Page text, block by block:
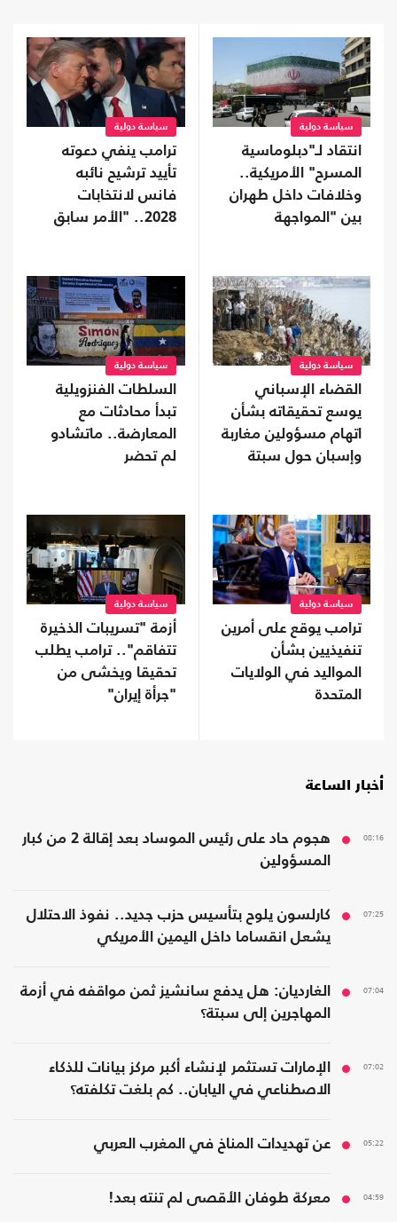
سياسة دولية
انتقاد لـ"دبلوماسية
المسرح" الأمريكية..
وخلافات داخل طهران
بين "المواجهة
سياسة دولية
ترامب ينفي دعوته
تأييد ترشيح نائبه
فانس لانتخابات
2028.. "الأمر سابق
سياسة دولية
القضاء الإسباني
يوسع تحقيقاته بشأن
اتهام مسؤولين مغاربة
وإسبان حول سبتة
سياسة دولية
السلطات الفنزويلية
تبدأ محادثات مع
المعارضة.. ماتشادو
لم تحضر
سياسة دولية
ترامب يوقع على أمرين
تنفيذيين بشأن
المواليد في الولايات
المتحدة
سياسة دولية
أزمة "تسريبات الذخيرة
تتفاقم".. ترامب يطلب
تحقيقا ويخشى من
"جرأة إيران"
أخبار الساعة
08:16
هجوم حاد على رئيس الموساد بعد إقالة 2 من كبار
المسؤولين
07:25
كارلسون يلوح بتأسيس حزب جديد.. نفوذ الاحتلال
يشعل انقساما داخل اليمين الأمريكي
07:04
الغارديان: هل يدفع سانشيز ثمن مواقفه في أزمة
المهاجرين إلى سبتة؟
07:02
الإمارات تستثمر لإنشاء أكبر مركز بيانات للذكاء
الاصطناعي في اليابان.. كم بلغت تكلفته؟
05:22 عن تهديدات المناخ في المغرب العربي
04:59 معركة طوفان الأقصى لم تنته بعد!